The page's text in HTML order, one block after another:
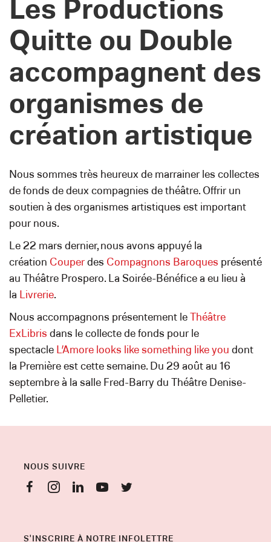
Les Productions
Quitte ou Double
accompagnent des
organismes de
création artistique
Nous sommes très heureux de marrainer les collectes
de fonds de deux compagnies de théâtre. Offrir un
soutien à des organismes artistiques est important
pour nous.
Le 22 mars dernier, nous avons appuyé la
création Couper des Compagnons Baroques présenté
au Théâtre Prospero. La Soirée-Bénéfice a eu lieu à
la Livrerie.
Nous accompagnons présentement le
Théâtre
ExLibris dans le collecte de fonds pour le
spectacle L’Amore looks like something like you dont
la Première est cette semaine. Du 29 août au 16
septembre à la salle Fred-Barry du Théâtre Denise-
Pelletier.
NOUS SUIVRE
S'INSCRIRE À NOTRE INFOLETTRE